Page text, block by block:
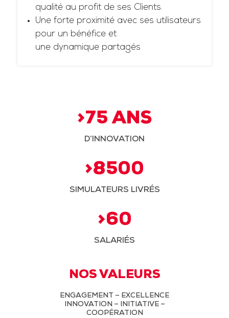
qualité au profit de ses Clients.
Une forte proximité avec ses utilisateurs
pour un bénéfice et
une dynamique partagés
>75 ANS
D’INNOVATION
>8500
SIMULATEURS LIVRÉS
>60
SALARIÉS
NOS VALEURS
ENGAGEMENT – EXCELLENCE
INNOVATION – INITIATIVE –
COOPÉRATION